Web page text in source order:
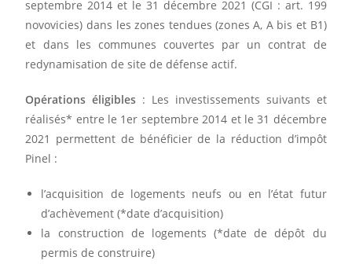
septembre 2014 et le 31 décembre 2021 (CGI : art. 199
novovicies) dans les zones tendues (zones A, A bis et B1)
et dans les communes couvertes par un contrat de
redynamisation de site de défense actif.
Opérations éligibles : Les investissements suivants et
réalisés* entre le 1er septembre 2014 et le 31 décembre
2021 permettent de bénéficier de la réduction d’impôt
Pinel :
l’acquisition de logements neufs ou en l’état futur
d’achèvement (*date d’acquisition)
la construction de logements (*date de dépôt du
permis de construire)